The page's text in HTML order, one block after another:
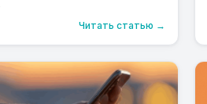
Читать статью →